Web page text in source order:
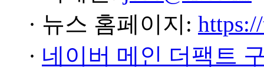
· 뉴스 홈페이지:
· 네이버 메인 더팩트